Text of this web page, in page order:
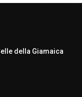
della Giamaica